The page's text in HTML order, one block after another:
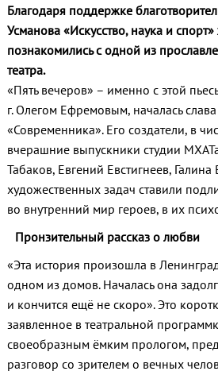
Благодаря поддержке
Усманова «Искусство, наука и
познакомились с одной из
театра.
«Пять вечеров» – именно с этой
г. Олегом Ефремовым, началась
«Современника». Его создатели, в
вчерашние выпускники студии
Табаков, Евгений Евстигнеев, Галина
художественных задач ставили
во внутренний мир героев, в их
Пронзительный рассказ о любви
«Эта история произошла в
одном из домов. Началась она
и кончится ещё не скоро». Это
заявленное в театральной
своеобразным ёмким прологом,
разговор со зрителем о вечных